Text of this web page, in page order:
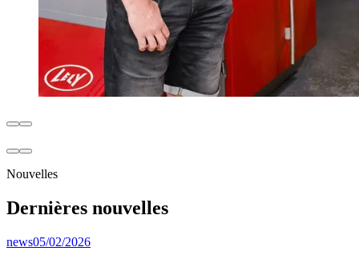
Nouvelles
Dernières nouvelles
news05/02/2026